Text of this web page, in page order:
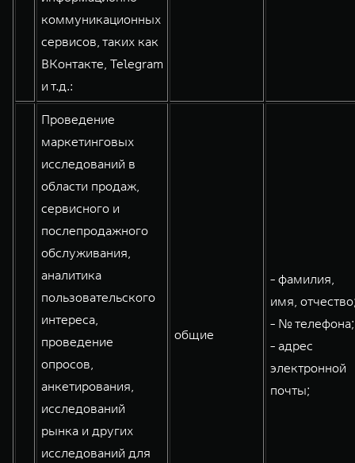
коммуникационных
сервисов, таких как
ВКонтакте, Telegram
и т.д.:
Проведение
маркетинговых
исследований в
области продаж,
сервисного и
послепродажного
обслуживания,
аналитика
пользовательского
интереса,
проведение
опросов,
анкетирования,
исследований
рынка и других
исследований для
общие
- фамилия,
имя,
- № телефона;
- адрес
электронной
почты;